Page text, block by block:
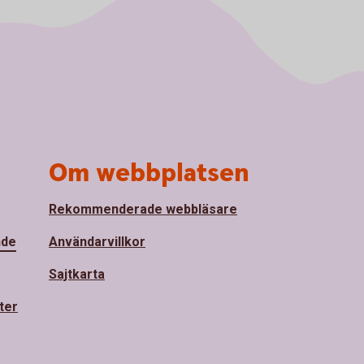
Om webbplatsen
Rekommenderade webbläsare
Användarvillkor
Sajtkarta